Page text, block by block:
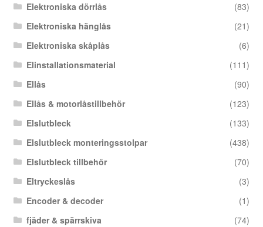
Elektroniska dörrlås
(83)
Elektroniska hänglås
(21)
Elektroniska skåplås
(6)
Elinstallationsmaterial
(111)
Ellås
(90)
Ellås & motorlåstillbehör
(123)
Elslutbleck
(133)
Elslutbleck monteringsstolpar
(438)
Elslutbleck tillbehör
(70)
Eltryckeslås
(3)
Encoder & decoder
(1)
fjäder & spärrskiva
(74)